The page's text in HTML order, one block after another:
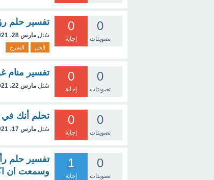
0
تصويتات
0
إجابة
تفسير حلم
سُئل مارس 28، 2021
الحل الشرح
0
تصويتات
0
إجابة
تفسير منام
سُئل مارس 22، 2021
0
تصويتات
0
إجابة
تحلم أنك في
سُئل مارس 17، 2021
0
تصويتات
1
إجابة
تفسير حلم
وسمعت ان